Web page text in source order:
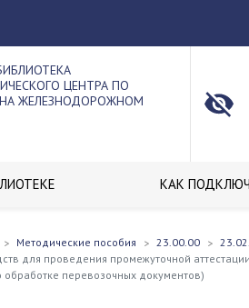
ЦЕНТРА ПО
ЖЕЛЕЗНОДОРОЖНОМ
КАК
Методические пособия 23.00.00
для проведения промежуточной
перевозочных документов)